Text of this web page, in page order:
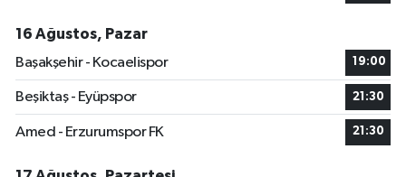
16 Ağustos, Pazar
Başakşehir - Kocaelispor
19:00
Beşiktaş - Eyüpspor 21:30
Amed - Erzurumspor FK 21:30